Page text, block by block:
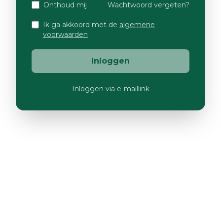
Onthoud mij Wachtwoord vergeten?
Ik ga akkoord met de algemene
voorwaarden
Inloggen
Inloggen via e-maillink